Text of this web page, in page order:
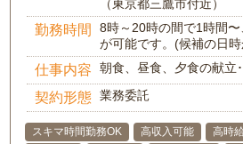
（東京都三鷹市付近）
勤務時間
8時～20時の間で1時間
が可能です。(候補の日
仕事内容 朝食、昼食、夕食の献立
契約形態 業務委託
スキマ時間勤務OK 高収入可能 高時